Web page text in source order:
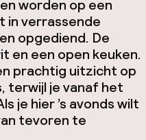
worden op een
in verrassende
opgediend. De
en een open keuken.
prachtig uitzicht op
terwijl je vanaf het
je hier ’s avonds wilt
tevoren te